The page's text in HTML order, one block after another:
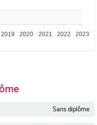
2019 2020 2021 2022 2023
Sans diplôme